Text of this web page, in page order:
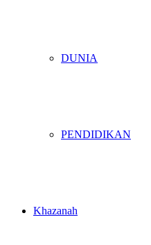
DUNIA
PENDIDIKAN
Khazanah